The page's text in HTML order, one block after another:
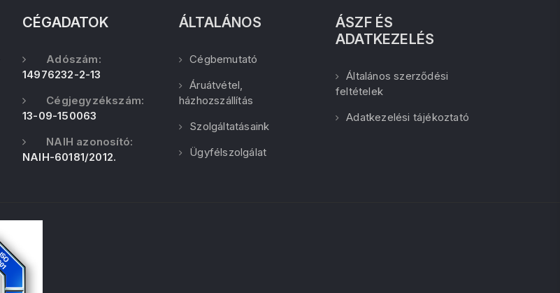
CÉGADATOK
Adószám:
14976232-2-13
Cégjegyzékszám:
13-09-150063
NAIH azonosító:
NAIH-60181/2012.
ÁLTALÁNOS
Cégbemutató
Áruátvétel,
házhozszállítás
Szolgáltatásaink
Ügyfélszolgálat
ÁSZF ÉS
ADATKEZELÉS
Általános szerződési
feltételek
Adatkezelési tájékoztató